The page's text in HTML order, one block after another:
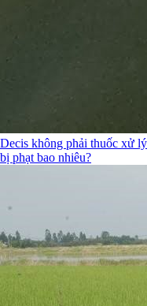
Decis không phải thuốc xử
bị phạt bao nhiêu?